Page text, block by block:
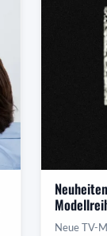
Neue TV-